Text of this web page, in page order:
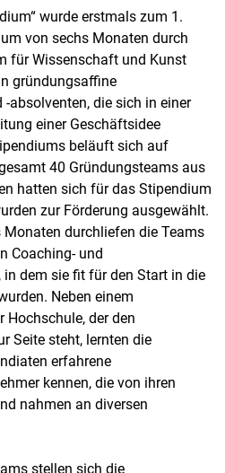
wurde erstmals zum 1.
von sechs Monaten durch
für Wissenschaft und Kunst
gründungsaffine
absolventen, die sich in einer
einer Geschäftsidee
beläuft sich auf
40 Gründungsteams aus
hatten sich für das Stipendium
zur Förderung ausgewählt.
Monaten durchliefen die Teams
Coaching- und
dem sie fit für den Start in die
Neben einem
Hochschule, der den
Seite steht, lernten die
erfahrene
kennen, die von ihren
nahmen an diversen
stellen sich die